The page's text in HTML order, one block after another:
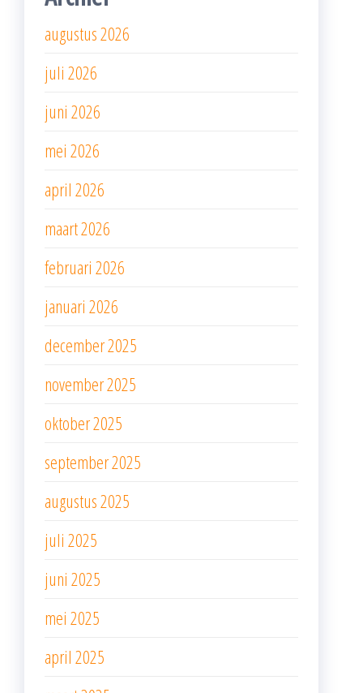
augustus 2026
juli 2026
juni 2026
mei 2026
april 2026
maart 2026
februari 2026
januari 2026
december 2025
november 2025
oktober 2025
september 2025
augustus 2025
juli 2025
juni 2025
mei 2025
april 2025